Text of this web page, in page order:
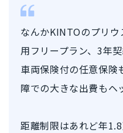
なんかKINTOのプリ
用フリープラン、3年
車両保険付の任意保険
障での大きな出費もヘ
距離制限はあれど年